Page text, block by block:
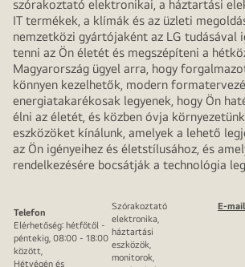
szórakoztató elektronikai, a háztartási
IT termékek, a klímák és az üzleti
nemzetközi gyártójaként az LG tudásával
tenni az Ön életét és megszépíteni a
Magyarország ügyel arra, hogy
könnyen kezelhetők, modern
energiatakarékosak legyenek, hogy Ön
élni az életét, és közben óvja
eszközöket kínálunk, amelyek a lehető
az Ön igényeihez és életstílusához, és
rendelkezésére bocsátják a technológia
Telefon
Elérhetőség: hétfőtől -
péntekig, 08:00 - 18:00
között,
Hétvégén és
Szórakoztató
elektronika,
háztartási
eszközök,
monitorok,
E-mail